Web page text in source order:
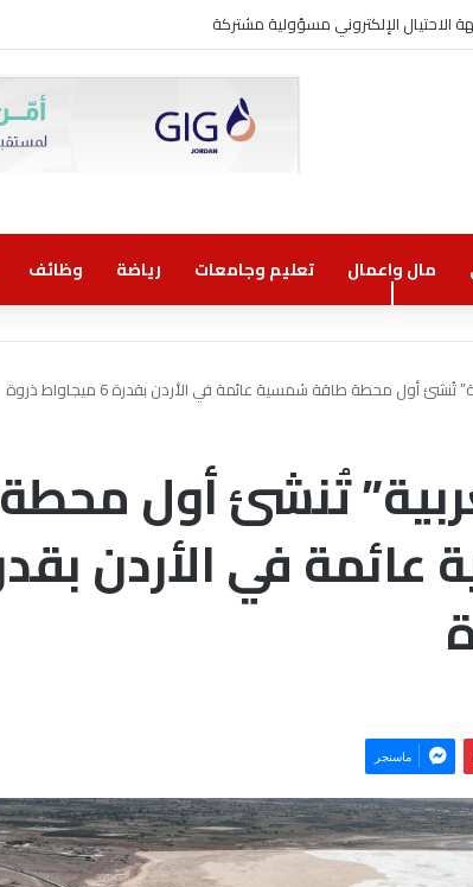
الاحتيال الإلكتروني مسؤولية مشتركة
مال واعمال تعليم وجامعات رياضة وظائف
تُنشئ أول محطة طاقة شمسية عائمة في الأردن بقدرة 6 ميجاواط ذروة
تُنشئ أول محطة
ماسنجر